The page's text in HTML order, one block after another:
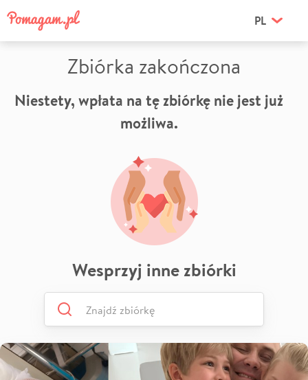
PL
Zbiórka zakończona
Niestety, wpłata na tę zbiórkę nie jest już
możliwa.
Wesprzyj inne zbiórki